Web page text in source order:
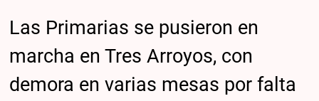
Las Primarias se pusieron en
marcha en Tres Arroyos, con
demora en varias mesas por falta